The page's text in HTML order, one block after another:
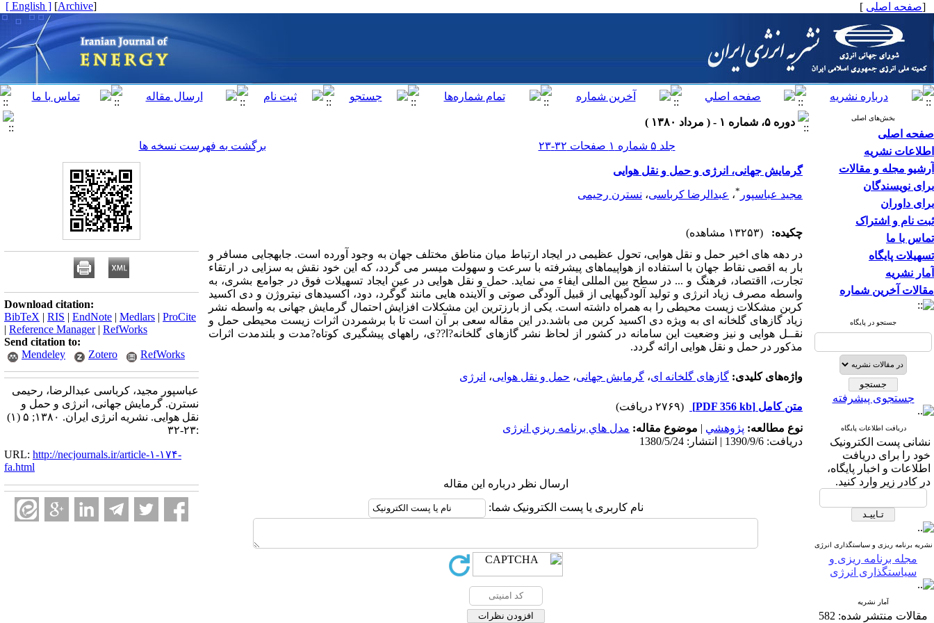
[صفحه اصلی ]
[
Archive
]
[ English ]
بخش‌های اصلی
صفحه اصلی
اطلاعات نشریه
آرشیو مجله و مقالات
برای نویسندگان
برای داوران
ثبت نام و اشتراک
تماس با ما
تسهیلات پایگاه
آمار نشریه
مقالات آخرین شماره
جستجو در پایگاه
جستجوی پیشرفته
دریافت اطلاعات پایگاه
نشانی پست الکترونیک
خود را برای دریافت
اطلاعات و اخبار پایگاه،
در کادر زیر وارد کنید.
نشریه برنامه ریزی و سیاستگذاری انرژی
مجله برنامه ریزی و
سیاستگذاری انرژی
آمار نشریه
مقالات منتشر شده: 582
دوره ۵، شماره ۱ - ( مرداد ۱۳۸۰ )
جلد ۵ شماره ۱ صفحات ۳۲-۲۳
برگشت به فهرست نسخه ها
گرمایش جهانی، انرژی و حمل و نقل هوایی
مجید عباسپور *، عبدالرضا کرباسی، نسترن رحیمی
چکیده:
(۱۳۲۵۳ مشاهده)
در دهه های اخیر حمل و نقل هوایی، تحول عظیمی در ایجاد ارتباط میان مناطق مختلف جهان به وجود آورده است. جابه‍جایی مسافر و
بار به اقصی نقاط جهان با استفاده از هواپیماهای پیشرفته با سرعت و سهولت میسر می گردد، که این خود نقش به سزایی در ارتقاء
تجارت، ااقتصاد، فرهنگ و ... در سطح بین المللی ایفاء می نماید. حمل و نقل هوایی در عین ایجاد تسهیلات فوق در جوامع بشری، به
واسطه مصرف زیاد انرژی و تولید آلودگیهایی از قبیل آلودگی صوتی و آلاینده هایی مانند گوگرد، دود، اکسیدهای نیتروژن و دی اکسید
کربن مشکلات زیست محیطی را به همراه داشته است. یکی از بارزترین این مشکلات افزایش احتمال گرمایش جهانی به واسطه نشر
زیاد گازهای گلخانه ای به ویژه دی اکسید کربن می باشد.در این مقاله سعی بر آن است تا با برشمردن اثرات زیست محیطی حمل و
نقــل هوایی و نیز وضعیت این سامانه در کشور از لحاظ نشر گازهای گلخانه?ا??ی، راههای پیشگیری کوتاه?مدت و بلندمدت اثرات
مذکور در حمل و نقل هوایی ارائه گردد.
واژه‌های کلیدی: گازهای گلخانه ای، گرمایش جهانی، حمل و نقل هوایی، انرژی
متن کامل [PDF 356 kb]
(۲۷۶۹ دریافت)
نوع مطالعه: پژوهشي | موضوع مقاله: مدل هاي برنامه ريزي انرژی
دریافت: 1390/9/6 | انتشار: 1380/5/24
ارسال نظر درباره این مقاله
نام کاربری یا پست الکترونیک شما:
Download citation:
BibTeX | RIS | EndNote | Medlars | ProCite
| Reference Manager| RefWorks
Send citation to:
Mendeley
Zotero RefWorks
عباسپور مجید، کرباسی عبدالرضا، رحیمی
نسترن. گرمایش جهانی، انرژی و حمل و
نقل هوایی. نشریه انرژی ایران. ۱۳۸۰; ۵ (۱)
:۲۳-۳۲
URL: http://necjournals.ir/article-۱-۱۷۴-
fa.html